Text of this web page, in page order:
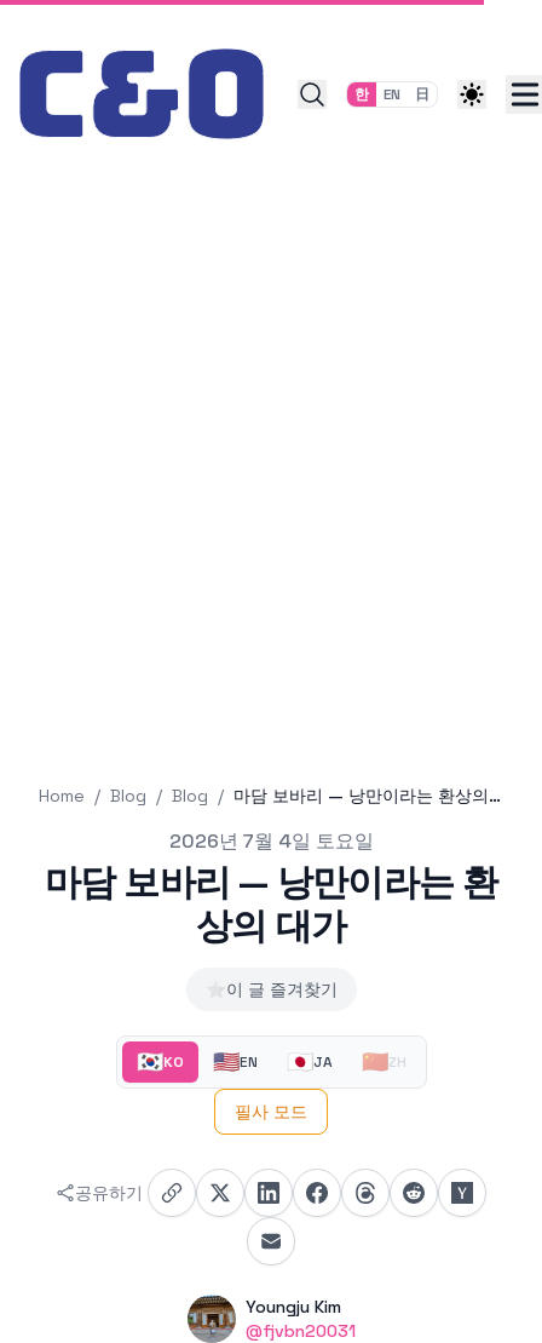
Skip to content
한 EN 日
Home / Blog / Blog / 마담 보바리 — 낭만이라는 환상의 대가
2026년 7월 4일 토요일
마담 보바리 — 낭만이라는 환
상의 대가
⭐이 글 즐겨찾기
🇰🇷KO 🇺🇸EN 🇯🇵JA 🇨🇳ZH
필사 모드
공유하기
Name
Youngju Kim
Twitter
@fjvbn20031